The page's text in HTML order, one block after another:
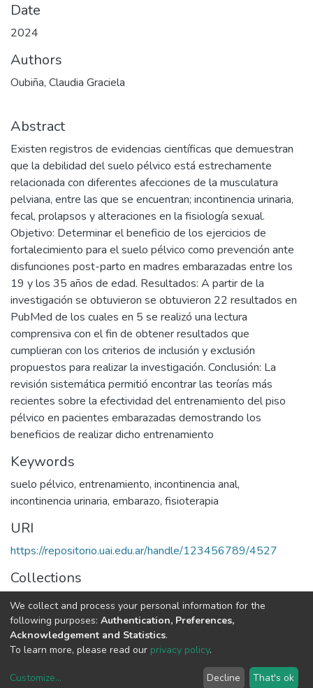
Date
2024
Authors
Oubiña, Claudia Graciela
Abstract
Existen registros de evidencias científicas que demuestran
que la debilidad del suelo pélvico está estrechamente
relacionada con diferentes afecciones de la musculatura
pelviana, entre las que se encuentran; incontinencia urinaria,
fecal, prolapsos y alteraciones en la fisiología sexual.
Objetivo: Determinar el beneficio de los ejercicios de
fortalecimiento para el suelo pélvico como prevención ante
disfunciones post-parto en madres embarazadas entre los
19 y los 35 años de edad. Resultados: A partir de la
investigación se obtuvieron se obtuvieron 22 resultados en
PubMed de los cuales en 5 se realizó una lectura
comprensiva con el fin de obtener resultados que
cumplieran con los criterios de inclusión y exclusión
propuestos para realizar la investigación. Conclusión: La
revisión sistemática permitió encontrar las teorías más
recientes sobre la efectividad del entrenamiento del piso
pélvico en pacientes embarazadas demostrando los
beneficios de realizar dicho entrenamiento
Keywords
suelo pélvico, entrenamiento, incontinencia anal,
incontinencia urinaria, embarazo, fisioterapia
URI
https://repositorio.uai.edu.ar/handle/123456789/4527
Collections
LICENCIATURA EN KINESIOLOGÍA Y FISIATRÍA
Full item page
DSpace software copyright © 2002-2026 LYRASIS
We collect and process your personal information for the
following purposes: Authentication, Preferences,
Acknowledgement and Statistics.
To learn more, please read our privacy policy.
Customize... Decline That's ok